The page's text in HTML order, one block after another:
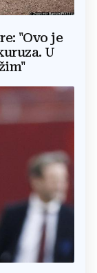
"Ovo je
U